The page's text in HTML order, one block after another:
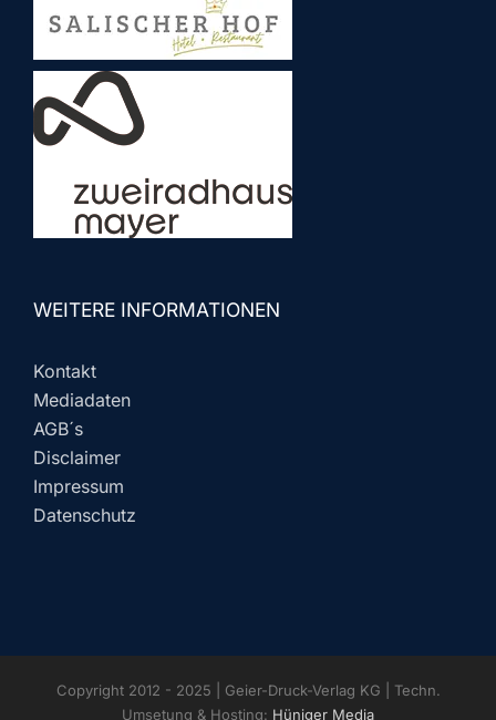
WEITERE INFORMATIONEN
Kontakt
Mediadaten
AGB´s
Disclaimer
Impressum
Datenschutz
Copyright 2012 - 2025 | Geier-Druck-Verlag KG | Techn.
Umsetung & Hosting: Hüniger Media